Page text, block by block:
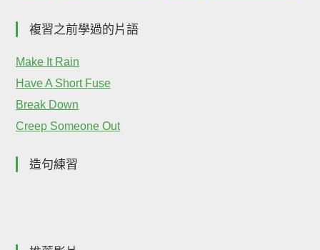
複習之前學過的片語
Make It Rain
Have A Short Fuse
Break Down
Creep Someone Out
造句練習